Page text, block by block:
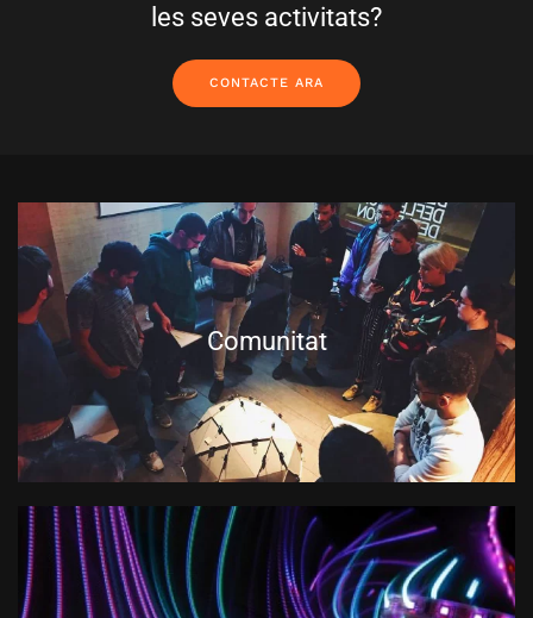
les seves activitats?
CONTACTE ARA
Comunitat